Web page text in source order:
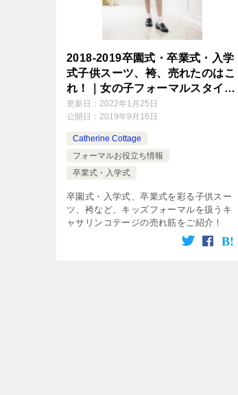
2018-2019卒園式・卒業式・入学
式子供スーツ、袴、売れたのはこ
れ！｜女の子フォーマルスタイル
ランキング
更新日： 2022年1月25日
公開日： 2019年9月16日
Catherine Cottage
フォーマルお役立ち情報
卒業式・入学式
卒園式・入学式、卒業式を彩る子供スー
ツ、袴など、キッズフォーマルを扱うキ
ャサリンコテージの売れ筋をご紹介！